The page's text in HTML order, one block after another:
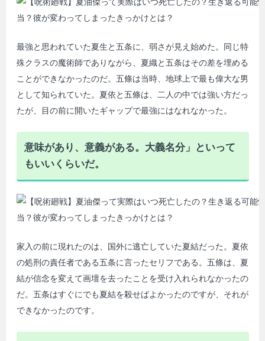
最強と思われていた夏生と五条に、弱さが見え始めた。同じ特
殊クラスの魔術師でありながら、夏織と五条はその差を埋める
ことができなかったのだ。五條は当時、地球上で最も偉大な男
として知られていた。夏依と五條は、二人の中では強い方だっ
たが、目の前に開いたギャップで最強にはなれなかった。
意味があり、意義がある。大義名分」といって
もいいくらいだ。
家入の前に現れたのは、国外に逃亡していた夏結だった。夏依
の処刑の責任者である五条に言ったセリフである。五條は、夏
結が信念を変えて画壇を去ったことを受け入れられなかったの
だ。五条はすぐにでも夏結を殺せばよかったのですが、それが
できなかったのです。